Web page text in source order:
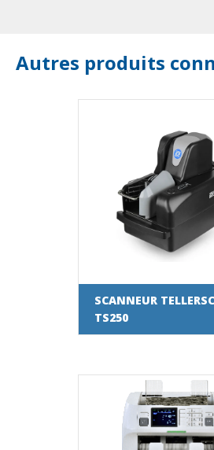
Autres produits
SCANNEUR
TS250